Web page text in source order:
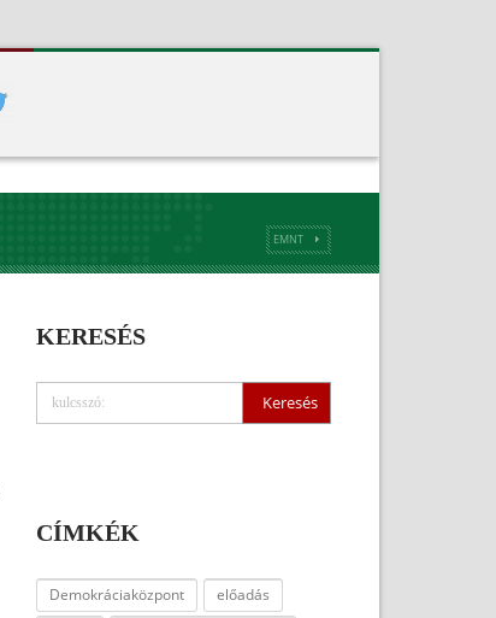
EMNT
KERESÉS
CÍMKÉK
Demokráciaközpont
előadás